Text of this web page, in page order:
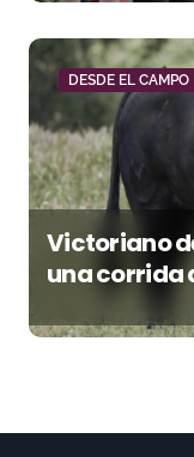
DESDE EL CAMPO
Victoriano
una corrida
seriedad
(En Vídeo)